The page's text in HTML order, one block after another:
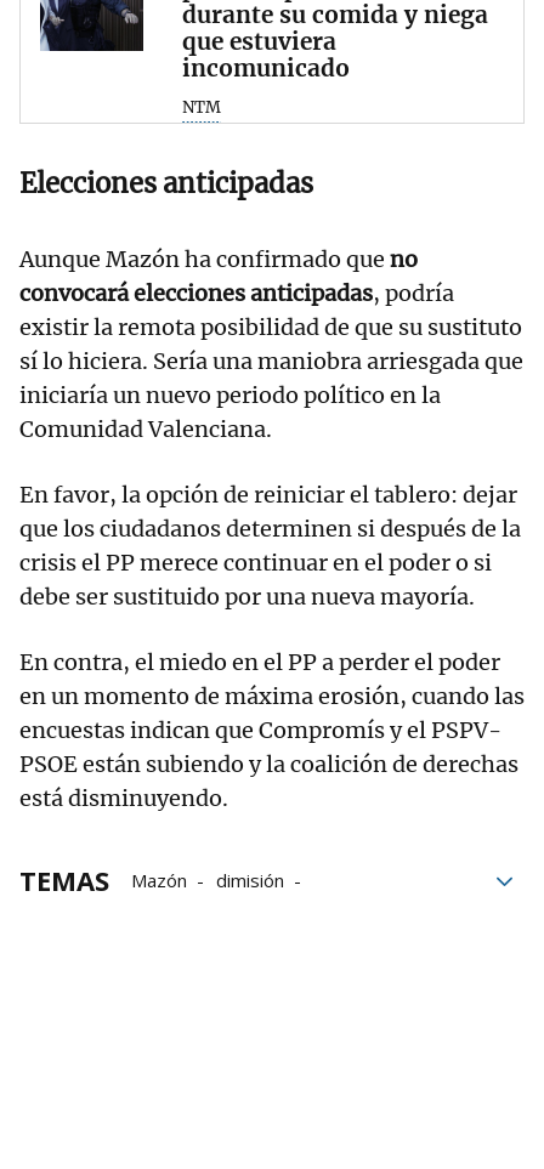
durante su comida y niega
que estuviera
incomunicado
NTM
Elecciones anticipadas
Aunque Mazón ha confirmado que no
convocará elecciones anticipadas, podría
existir la remota posibilidad de que su sustituto
sí lo hiciera. Sería una maniobra arriesgada que
iniciaría un nuevo periodo político en la
Comunidad Valenciana.
En favor, la opción de reiniciar el tablero: dejar
que los ciudadanos determinen si después de la
crisis el PP merece continuar en el poder o si
debe ser sustituido por una nueva mayoría.
En contra, el miedo en el PP a perder el poder
en un momento de máxima erosión, cuando las
encuestas indican que Compromís y el PSPV-
PSOE están subiendo y la coalición de derechas
está disminuyendo.
TEMAS Mazón
dimisión